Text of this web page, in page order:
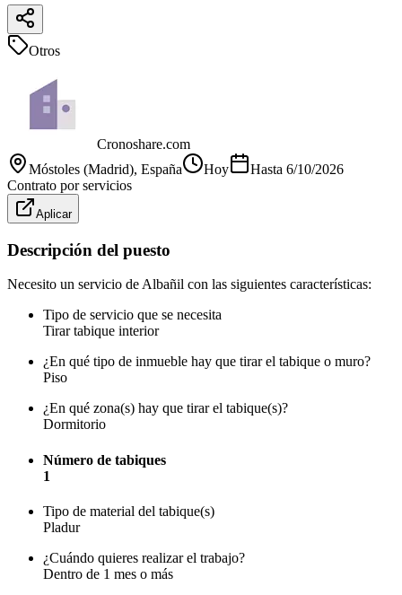
Otros
Cronoshare.com
Móstoles (Madrid), España Hoy Hasta 6/10/2026
Contrato por servicios
Aplicar
Descripción del puesto
Necesito un servicio de Albañil con las siguientes características:
Tipo de servicio que se necesita
Tirar tabique interior
¿En qué tipo de inmueble hay que tirar el tabique o muro?
Piso
¿En qué zona(s) hay que tirar el tabique(s)?
Dormitorio
Número de tabiques
1
Tipo de material del tabique(s)
Pladur
¿Cuándo quieres realizar el trabajo?
Dentro de 1 mes o más